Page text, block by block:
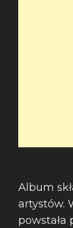
Album
artystów.
powstała